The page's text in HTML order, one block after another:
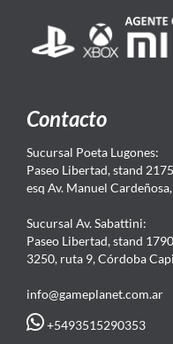
Contacto
Sucursal Poeta Lugones:
Paseo Libertad, stand
esq Av. Manuel
Sucursal Av. Sabattini:
Paseo Libertad, stand
3250, ruta 9, Córdoba
info@gameplanet.com.ar
+5493515290353